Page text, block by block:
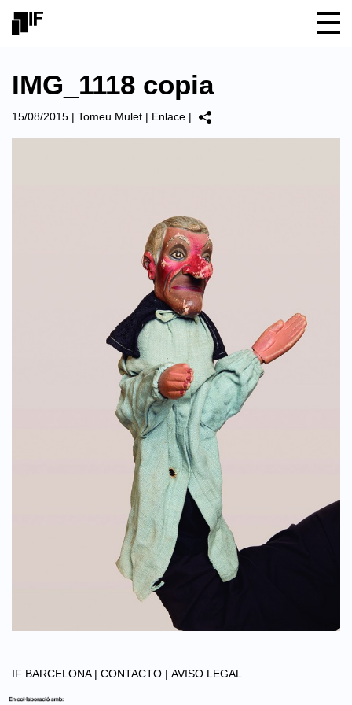
IMG_1118 copia
15/08/2015 | Tomeu Mulet | Enlace |
IF BARCELONA | CONTACTO | AVISO LEGAL